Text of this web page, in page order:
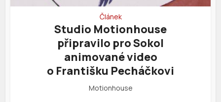
Článek
Studio Motionhouse
připravilo pro Sokol
animované video
o Františku Pecháčkovi
Motionhouse